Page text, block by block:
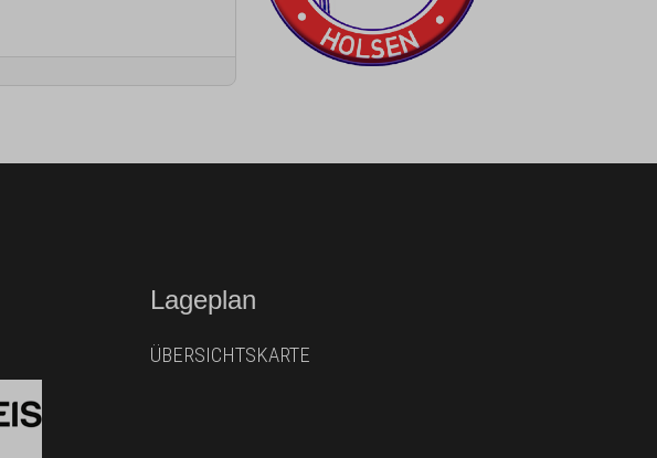
Lageplan
ÜBERSICHTSKARTE